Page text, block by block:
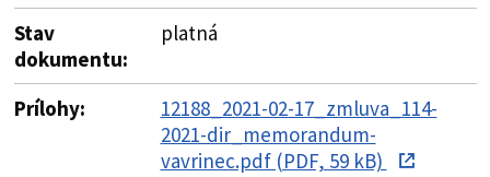
Stav
dokumentu:
platná
Prílohy:
12188_2021-02-17_zmluva_114-
2021-dir_memorandum-
vavrinec.pdf (PDF, 59 kB)